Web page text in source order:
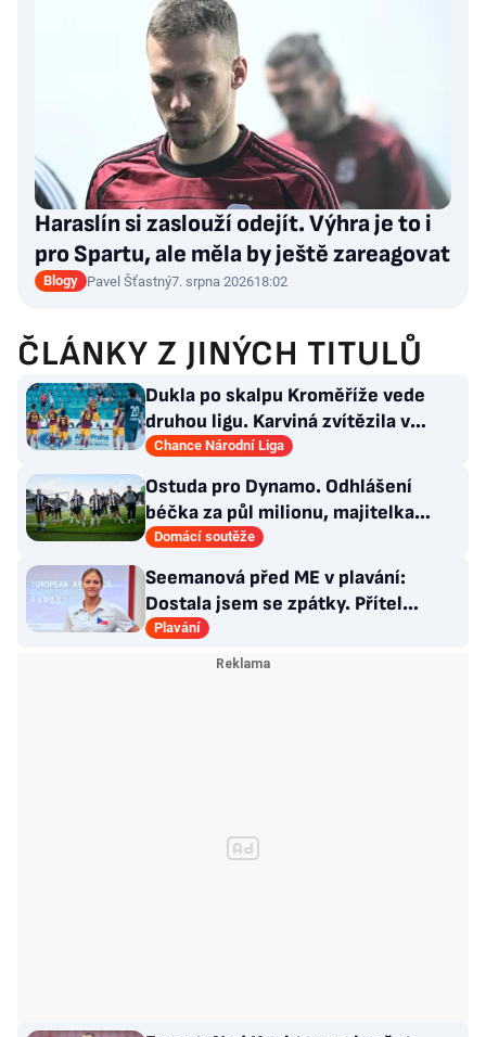
Haraslín si zaslouží odejít. Výhra je to i
pro Spartu, ale měla by ještě zareagovat
Blogy Pavel Šťastný7. srpna 202618:02
ČLÁNKY Z JINÝCH TITULŮ
Dukla po skalpu Kroměříže vede
druhou ligu. Karviná zvítězila v
Prostějově, remíza Ústí
Chance Národní Liga
Ostuda pro Dynamo. Odhlášení
béčka za půl milionu, majitelka
odmítla nabídku kraje
Domácí soutěže
Seemanová před ME v plavání:
Dostala jsem se zpátky. Přítel
Choupenitch? Motivuje mě
Plavání